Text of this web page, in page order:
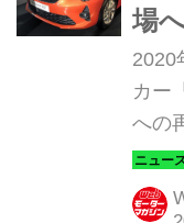
場
2020
カー
への
た。
コル